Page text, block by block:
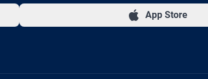
App Store